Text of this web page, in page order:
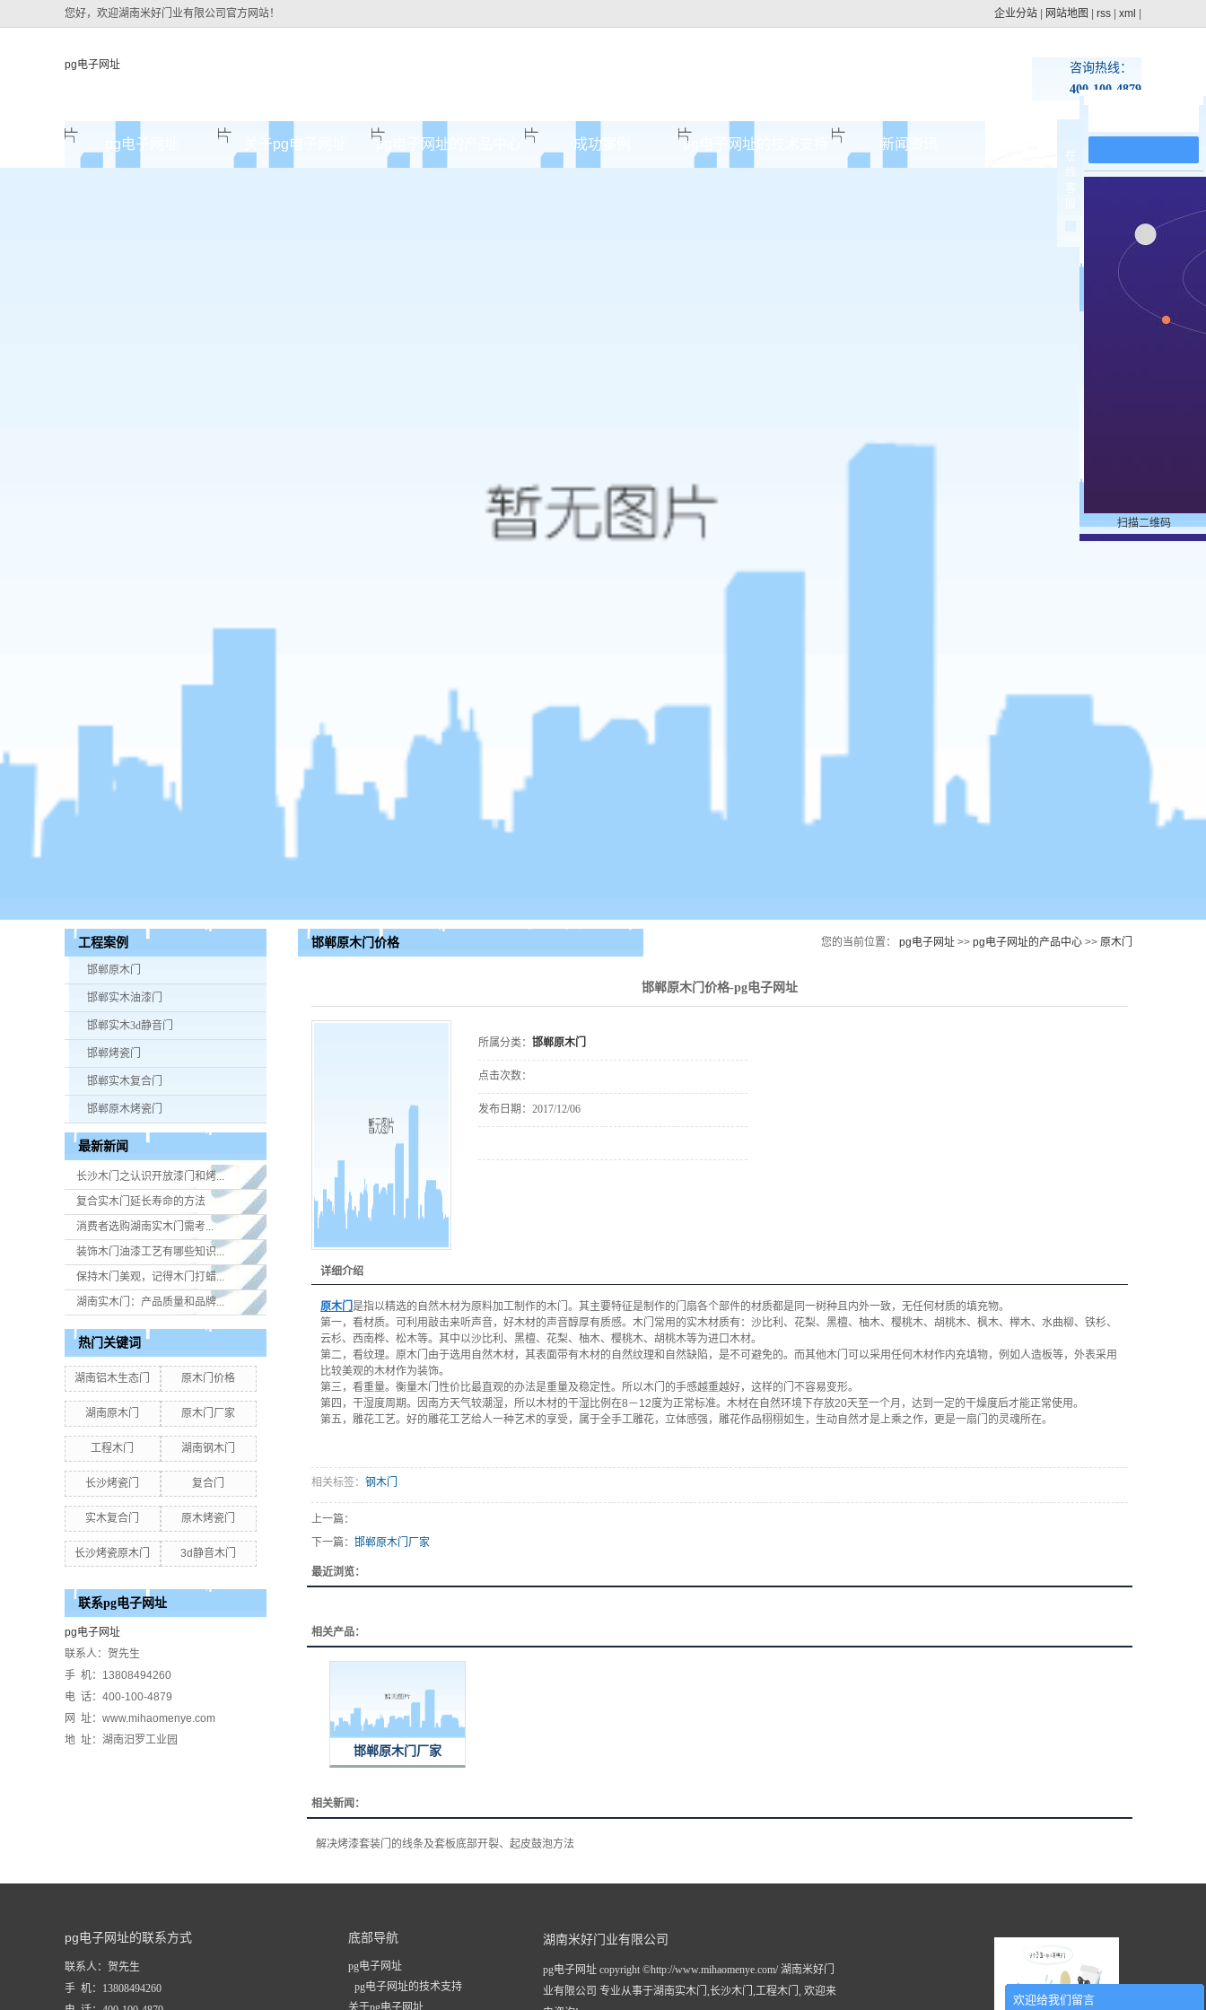
您好，欢迎湖南米好门业有限公司官方网站！ 企业分站 网站地图 rss xml
pg电子网址
咨询热线：
400-100-4879
pg电子网址 关于pg电子网址 pg电子网址的产品中心 成功案例 pg电子网址的技术支持 新闻资讯
工程案例
邯郸原木门
邯郸实木油漆门
邯郸实木3d静音门
邯郸烤瓷门
邯郸实木复合门
邯郸原木烤瓷门
最新新闻
长沙木门之认识开放漆门和烤...
复合实木门延长寿命的方法
消费者选购湖南实木门​需考...
装饰木门油漆工艺有哪些知识...
保持木门美观，记得木门打蜡...
湖南实木门：产品质量和品牌...
热门关键词
湖南铝木生态门 原木门价格
湖南原木门 原木门厂家
工程木门 湖南钢木门
长沙烤瓷门 复合门
实木复合门 原木烤瓷门
长沙烤瓷原木门 3d静音木门
联系pg电子网址
pg电子网址
联系人：贺先生
手 机：13808494260
电 话：400-100-4879
网 址：www.mihaomenye.com
地 址：湖南汨罗工业园
邯郸原木门价格 您的当前位置： pg电子网址 >> pg电子网址的产品中心 >> 原木门
邯郸原木门价格-pg电子网址
所属分类： 邯郸原木门
点击次数：
发布日期： 2017/12/06
详细介绍
原木门是指以精选的自然木材为原料加工制作的木门。其主要特征是制作的门扇各个部件的材质都是同一树种且内外一致，无任何材质的填充物。
第一，看材质。可利用敲击来听声音，好木材的声音醇厚有质感。木门常用的实木材质有：沙比利、花梨、黑檀、柚木、樱桃木、胡桃木、枫木、榉木、水曲柳、铁杉、
云杉、西南桦、松木等。其中以沙比利、黑檀、花梨、柚木、樱桃木、胡桃木等为进口木材。
第二，看纹理。原木门由于选用自然木材，其表面带有木材的自然纹理和自然缺陷，是不可避免的。而其他木门可以采用任何木材作内充填物，例如人造板等，外表采用
比较美观的木材作为装饰。
第三，看重量。衡量木门性价比最直观的办法是重量及稳定性。所以木门的手感越重越好，这样的门不容易变形。
第四，干湿度周期。因南方天气较潮湿，所以木材的干湿比例在8－12度为正常标准。木材在自然环境下存放20天至一个月，达到一定的干燥度后才能正常使用。
第五，雕花工艺。好的雕花工艺给人一种艺术的享受，属于全手工雕花，立体感强，雕花作品栩栩如生，生动自然才是上乘之作，更是一扇门的灵魂所在。
相关标签： 钢木门
上一篇：
下一篇： 邯郸原木门厂家
最近浏览：
相关产品：
邯郸原木门厂家
相关新闻：
解决烤漆套装门的线条及套板底部开裂、起皮鼓泡方法
pg电子网址的联系方式
联系人：贺先生
手 机：13808494260
底部导航
pg电子网址
pg电子网址的技术支持
关于pg电子网址
湖南米好门业有限公司
pg电子网址 copyright ©http://www.mihaomenye.com/ 湖南米好门
业有限公司 专业从事于湖南实木门 ,长沙木门 ,工程木门 , 欢迎来
在
扫描二维码
欢迎给我们留言